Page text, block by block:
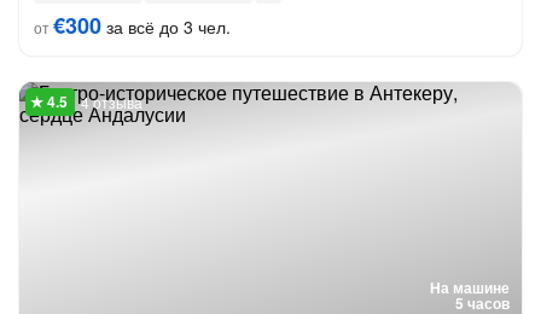
от€300 за всё до 3 чел.
На машине
5 часов
4 отзыва